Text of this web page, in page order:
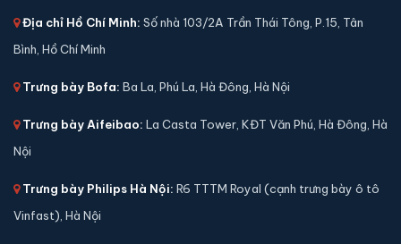
Két sắt mini Liberty LB39S vân tay điện tử chính
📐 Kích thước:39 x 39 x 35 cm
⚖️ Trọng lượng:
Địa chỉ Hồ Chí Minh: Số nhà 103/2A Trần Thái Tông, P.15, Tân
Bình, Hồ Chí Minh
Trưng bày Bofa: Ba La, Phú La, Hà Đông, Hà Nội
Trưng bày Aifeibao: La Casta Tower, KĐT Văn Phú, Hà Đông, Hà
Nội
Trưng bày Philips Hà Nội: R6 TTTM Royal (cạnh trưng bày ô tô
Vinfast), Hà Nội